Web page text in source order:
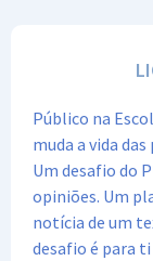
Público na
muda a vida
Um desafio do
opiniões. Um
notícia de um
desafio é para ti